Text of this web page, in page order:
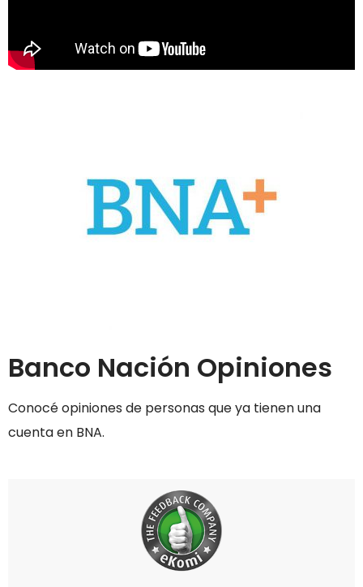
Banco Nación Opiniones
Conocé opiniones de personas que ya tienen una
cuenta en BNA.